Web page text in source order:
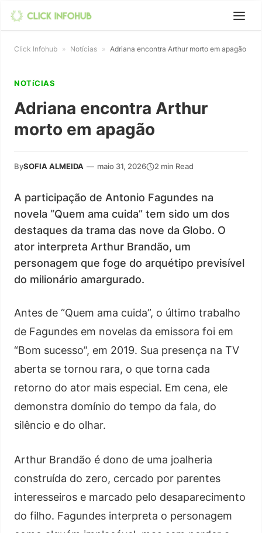
Click Infohub » Notícias » Adriana encontra Arthur morto em apagão
NOTíCIAS
Adriana encontra Arthur
morto em apagão
BySOFIA ALMEIDA — maio 31, 2026 2 min Read
A participação de Antonio Fagundes na
novela “Quem ama cuida” tem sido um dos
destaques da trama das nove da Globo. O
ator interpreta Arthur Brandão, um
personagem que foge do arquétipo previsível
do milionário amargurado.
Antes de “Quem ama cuida”, o último trabalho
de Fagundes em novelas da emissora foi em
“Bom sucesso”, em 2019. Sua presença na TV
aberta se tornou rara, o que torna cada
retorno do ator mais especial. Em cena, ele
demonstra domínio do tempo da fala, do
silêncio e do olhar.
Arthur Brandão é dono de uma joalheria
construída do zero, cercado por parentes
interesseiros e marcado pelo desaparecimento
do filho. Fagundes interpreta o personagem